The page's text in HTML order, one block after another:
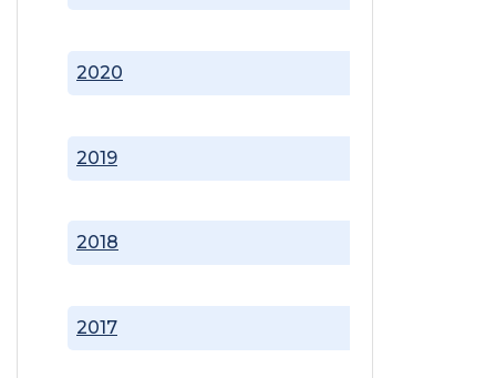
2017
2018
2019
2020